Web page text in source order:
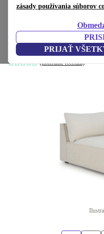
zásady používania súborov
PRIJAŤ
Daphne modul
Cream
krém
(Zbieranie recenzií)